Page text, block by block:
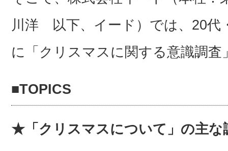
川洋 以下、イード）では、20代
に「クリスマスに関する意識調査
■TOPICS
★「クリスマスについて」の主な